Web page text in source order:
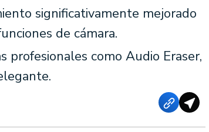
significativamente mejorado
de cámara.
profesionales como Audio Eraser,